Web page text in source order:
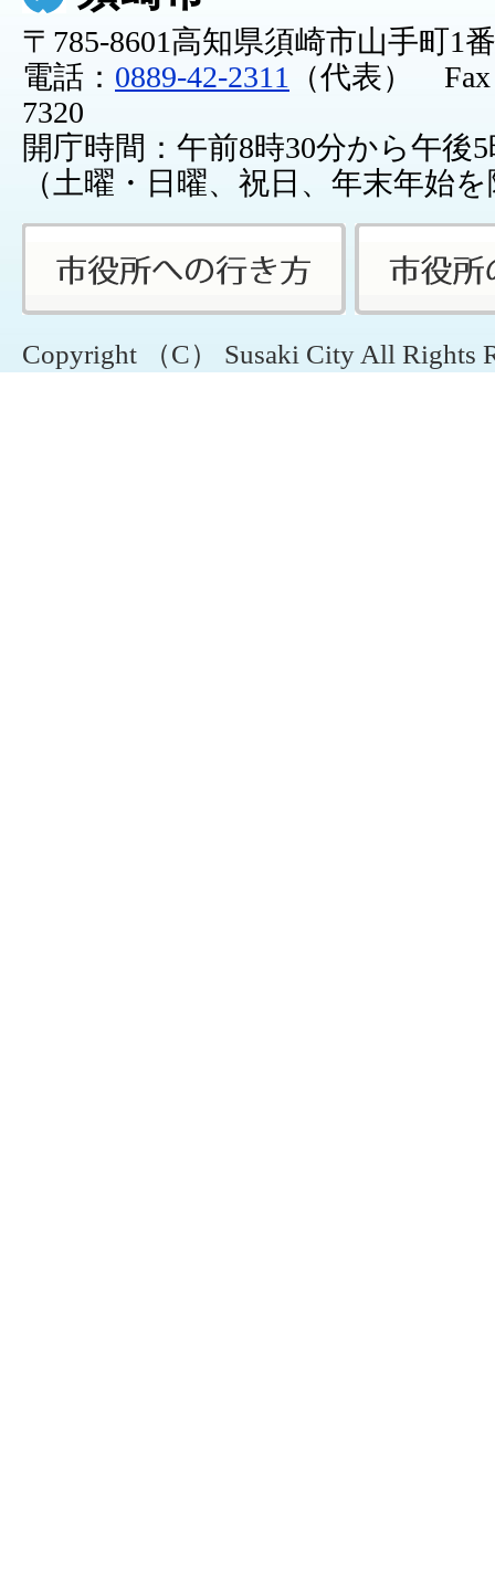
〒785-8601高知県須崎市山手町1
電話： 0889-42-2311
（代表） Fax
7320
開庁時間：午前8時30分から午後
（土曜・日曜、祝日、年末年始
Copyright （C） Susaki City All Rights